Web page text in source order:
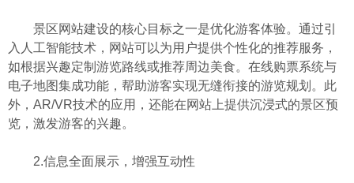
景区网站建设的核心目标之一是优化游客体验。通过引
入人工智能技术，网站可以为用户提供个性化的推荐服务，
如根据兴趣定制游览路线或推荐周边美食。在线购票系统与
电子地图集成功能，帮助游客实现无缝衔接的游览规划。此
外，AR/VR技术的应用，还能在网站上提供沉浸式的景区预
览，激发游客的兴趣。
2.信息全面展示，增强互动性